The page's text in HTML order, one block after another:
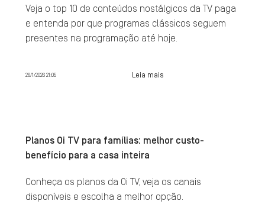
Veja o top 10 de conteúdos nostálgicos da TV paga
e entenda por que programas clássicos seguem
presentes na programação até hoje.
26/1/2026 21:05 Leia mais
Planos Oi TV para famílias: melhor custo-
benefício para a casa inteira
Conheça os planos da Oi TV, veja os canais
disponíveis e escolha a melhor opção.